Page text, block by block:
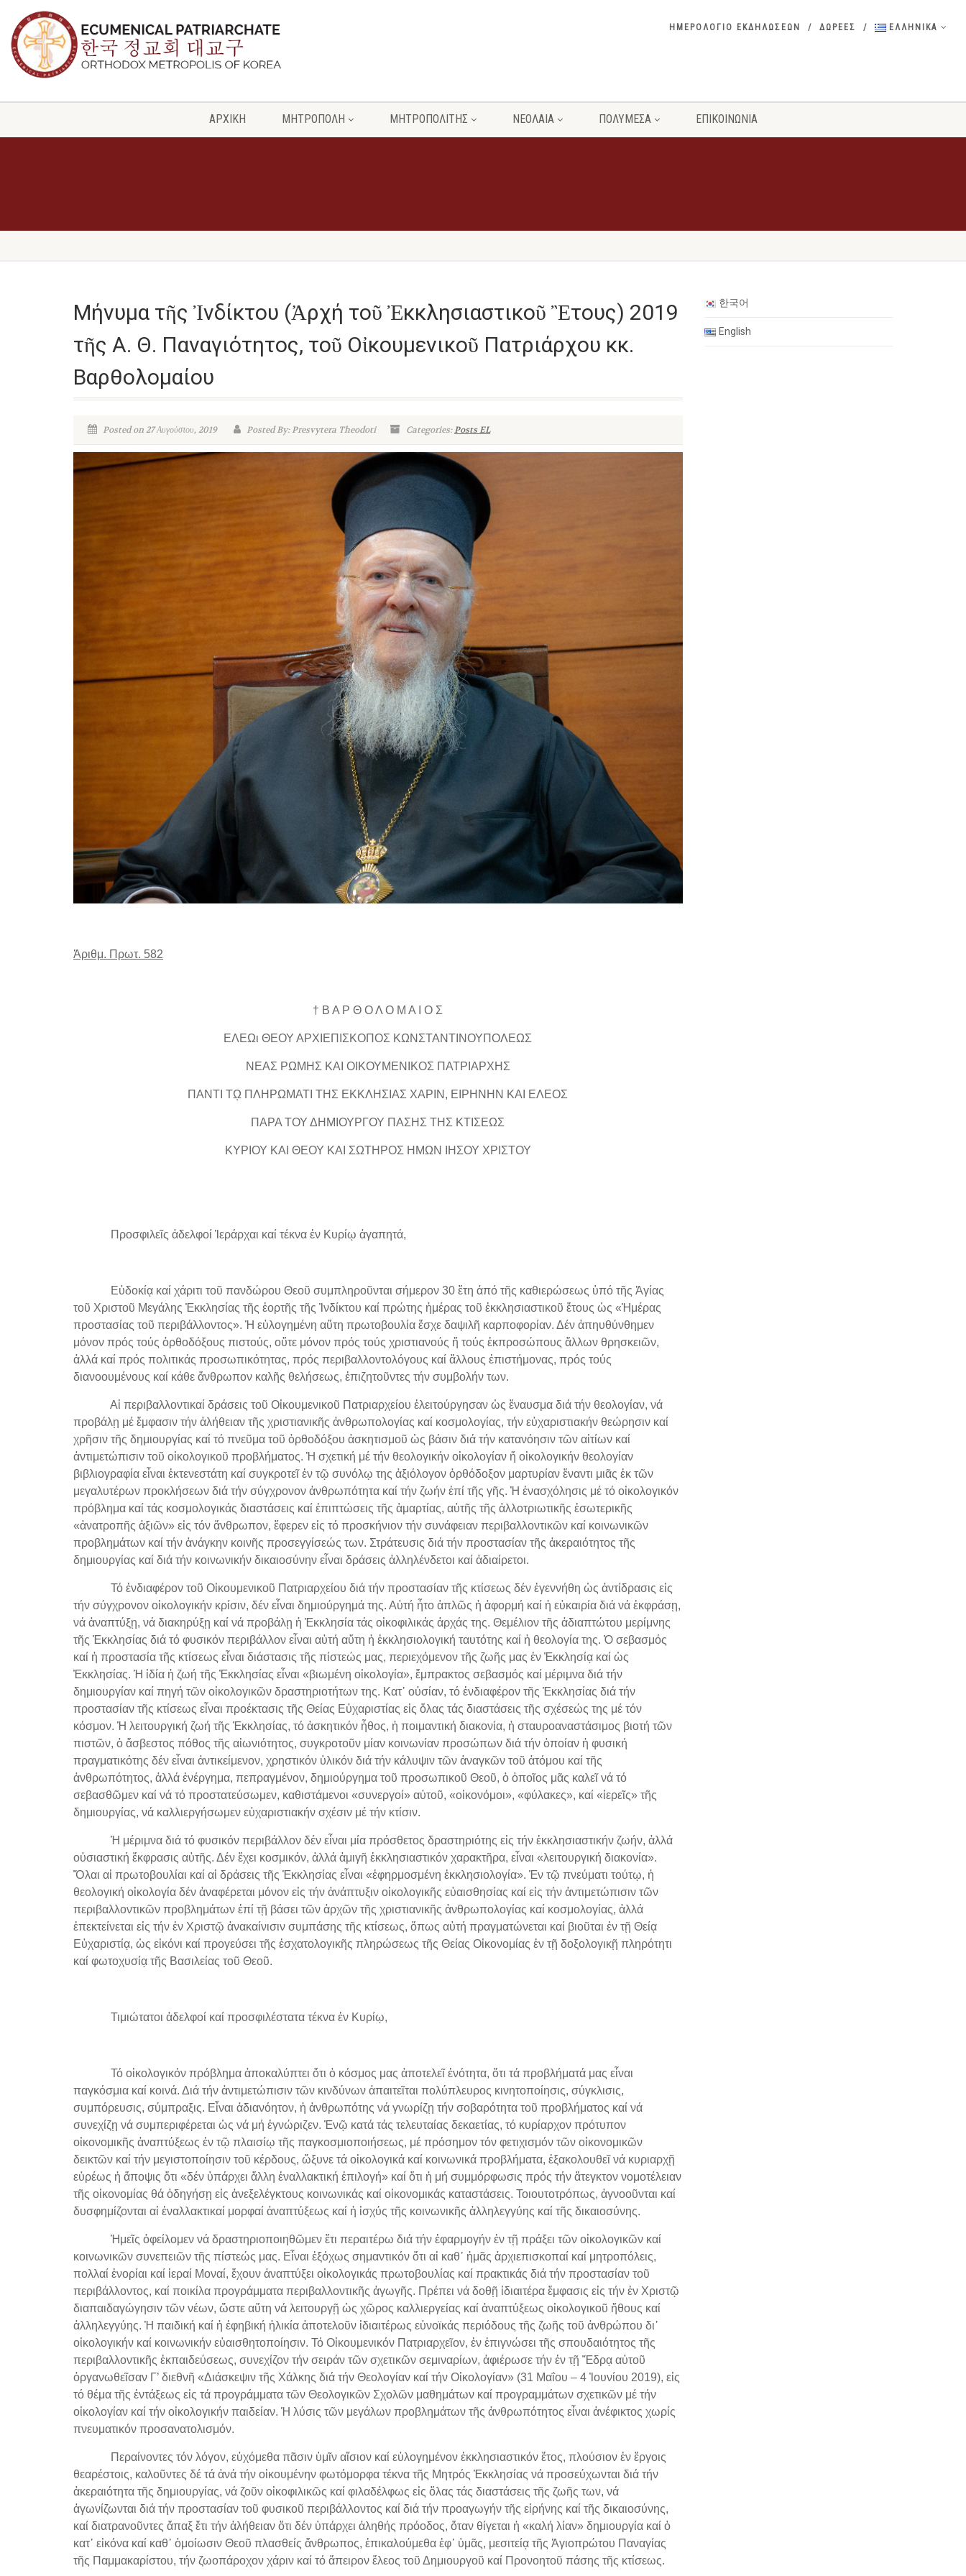
ΗΜΕΡΟΛΟΓΙΟ ΕΚΔΗΛΩΣΕΩΝ ΔΩΡΕΕΣ ΕΛΛΗΝΙΚΑ
ΑΡΧΙΚΗ ΜΗΤΡΟΠΟΛΗ ΜΗΤΡΟΠΟΛΙΤΗΣ ΝΕΟΛΑΙΑ ΠΟΛΥΜΕΣΑ ΕΠΙΚΟΙΝΩΝΙΑ
Μήνυμα τῆς Ἰνδίκτου (Ἀρχή τοῦ Ἐκκλησιαστικοῦ Ἒτους) 2019
τῆς Α. Θ. Παναγιότητος, τοῦ Οἰκουμενικοῦ Πατριάρχου κκ.
Βαρθολομαίου
Posted on 27 Αυγούστου, 2019 Posted By: Presvytera Theodoti Categories:Posts EL
Ἀριθμ. Πρωτ. 582
† Β Α Ρ Θ Ο Λ Ο Μ Α Ι Ο Σ
ΕΛΕΩι ΘΕΟΥ ΑΡΧΙΕΠΙΣΚΟΠΟΣ ΚΩΝΣΤΑΝΤΙΝΟΥΠΟΛΕΩΣ
ΝΕΑΣ ΡΩΜΗΣ ΚΑΙ ΟΙΚΟΥΜΕΝΙΚΟΣ ΠΑΤΡΙΑΡΧΗΣ
ΠΑΝΤΙ Τῼ ΠΛΗΡΩΜΑΤΙ ΤΗΣ ΕΚΚΛΗΣΙΑΣ ΧΑΡΙΝ, ΕΙΡΗΝΗΝ ΚΑΙ ΕΛΕΟΣ
ΠΑΡΑ ΤΟΥ ΔΗΜΙΟΥΡΓΟΥ ΠΑΣΗΣ ΤΗΣ ΚΤΙΣΕΩΣ
ΚΥΡΙΟΥ ΚΑΙ ΘΕΟΥ ΚΑΙ ΣΩΤΗΡΟΣ ΗΜΩΝ ΙΗΣΟΥ ΧΡΙΣΤΟΥ
Προσφιλεῖς ἀδελφοί Ἱεράρχαι καί τέκνα ἐν Κυρίῳ ἀγαπητά,
Εὐδοκίᾳ καί χάριτι τοῦ πανδώρου Θεοῦ συμπληροῦνται σήμερον 30 ἔτη ἀπό τῆς καθιερώσεως ὑπό τῆς Ἁγίας
τοῦ Χριστοῦ Μεγάλης Ἐκκλησίας τῆς ἑορτῆς τῆς Ἰνδίκτου καί πρώτης ἡμέρας τοῦ ἐκκλησιαστικοῦ ἔτους ὡς «Ἡμέρας
προστασίας τοῦ περιβάλλοντος». Ἡ εὐλογημένη αὕτη πρωτοβουλία ἔσχε δαψιλῆ καρποφορίαν. Δέν ἀπηυθύνθημεν
μόνον πρός τούς ὀρθοδόξους πιστούς, οὔτε μόνον πρός τούς χριστιανούς ἤ τούς ἐκπροσώπους ἄλλων θρησκειῶν,
ἀλλά καί πρός πολιτικάς προσωπικότητας, πρός περιβαλλοντολόγους καί ἄλλους ἐπιστήμονας, πρός τούς
διανοουμένους καί κάθε ἄνθρωπον καλῆς θελήσεως, ἐπιζητοῦντες τήν συμβολήν των.
Αἱ περιβαλλοντικαί δράσεις τοῦ Οἰκουμενικοῦ Πατριαρχείου ἐλειτούργησαν ὡς ἔναυσμα διά τήν θεολογίαν, νά
προβάλῃ μέ ἔμφασιν τήν ἀλήθειαν τῆς χριστιανικῆς ἀνθρωπολογίας καί κοσμολογίας, τήν εὐχαριστιακήν θεώρησιν καί
χρῆσιν τῆς δημιουργίας καί τό πνεῦμα τοῦ ὀρθοδόξου ἀσκητισμοῦ ὡς βάσιν διά τήν κατανόησιν τῶν αἰτίων καί
ἀντιμετώπισιν τοῦ οἰκολογικοῦ προβλήματος. Ἡ σχετική μέ τήν θεολογικήν οἰκολογίαν ἤ οἰκολογικήν θεολογίαν
βιβλιογραφία εἶναι ἐκτενεστάτη καί συγκροτεῖ ἐν τῷ συνόλῳ της ἀξιόλογον ὀρθόδοξον μαρτυρίαν ἔναντι μιᾶς ἐκ τῶν
μεγαλυτέρων προκλήσεων διά τήν σύγχρονον ἀνθρωπότητα καί τήν ζωήν ἐπί τῆς γῆς. Ἡ ἐνασχόλησις μέ τό οἰκολογικόν
πρόβλημα καί τάς κοσμολογικάς διαστάσεις καί ἐπιπτώσεις τῆς ἁμαρτίας, αὐτῆς τῆς ἀλλοτριωτικῆς ἐσωτερικῆς
«ἀνατροπῆς ἀξιῶν» εἰς τόν ἄνθρωπον, ἔφερεν εἰς τό προσκήνιον τήν συνάφειαν περιβαλλοντικῶν καί κοινωνικῶν
προβλημάτων καί τήν ἀνάγκην κοινῆς προσεγγίσεώς των. Στράτευσις διά τήν προστασίαν τῆς ἀκεραιότητος τῆς
δημιουργίας καί διά τήν κοινωνικήν δικαιοσύνην εἶναι δράσεις ἀλληλένδετοι καί ἀδιαίρετοι.
Τό ἐνδιαφέρον τοῦ Οἰκουμενικοῦ Πατριαρχείου διά τήν προστασίαν τῆς κτίσεως δέν ἐγεννήθη ὡς ἀντίδρασις εἰς
τήν σύγχρονον οἰκολογικήν κρίσιν, δέν εἶναι δημιούργημά της. Αὐτή ἦτο ἁπλῶς ἡ ἀφορμή καί ἡ εὐκαιρία διά νά ἐκφράσῃ,
νά ἀναπτύξῃ, νά διακηρύξῃ καί νά προβάλῃ ἡ Ἐκκλησία τάς οἰκοφιλικάς ἀρχάς της. Θεμέλιον τῆς ἀδιαπτώτου μερίμνης
τῆς Ἐκκλησίας διά τό φυσικόν περιβάλλον εἶναι αὐτή αὕτη ἡ ἐκκλησιολογική ταυτότης καί ἡ θεολογία της. Ὁ σεβασμός
καί ἡ προστασία τῆς κτίσεως εἶναι διάστασις τῆς πίστεώς μας, περιεχόμενον τῆς ζωῆς μας ἐν Ἐκκλησίᾳ καί ὡς
Ἐκκλησίας. Ἡ ἰδία ἡ ζωή τῆς Ἐκκλησίας εἶναι «βιωμένη οἰκολογία», ἔμπρακτος σεβασμός καί μέριμνα διά τήν
δημιουργίαν καί πηγή τῶν οἰκολογικῶν δραστηριοτήτων της. Κατ᾿ οὐσίαν, τό ἐνδιαφέρον τῆς Ἐκκλησίας διά τήν
προστασίαν τῆς κτίσεως εἶναι προέκτασις τῆς Θείας Εὐχαριστίας εἰς ὅλας τάς διαστάσεις τῆς σχέσεώς της μέ τόν
κόσμον. Ἡ λειτουργική ζωή τῆς Ἐκκλησίας, τό ἀσκητικόν ἦθος, ἡ ποιμαντική διακονία, ἡ σταυροαναστάσιμος βιοτή τῶν
πιστῶν, ὁ ἄσβεστος πόθος τῆς αἰωνιότητος, συγκροτοῦν μίαν κοινωνίαν προσώπων διά τήν ὁποίαν ἡ φυσική
πραγματικότης δέν εἶναι ἀντικείμενον, χρηστικόν ὑλικόν διά τήν κάλυψιν τῶν ἀναγκῶν τοῦ ἀτόμου καί τῆς
ἀνθρωπότητος, ἀλλά ἐνέργημα, πεπραγμένον, δημιούργημα τοῦ προσωπικοῦ Θεοῦ, ὁ ὁποῖος μᾶς καλεῖ νά τό
σεβασθῶμεν καί νά τό προστατεύσωμεν, καθιστάμενοι «συνεργοί» αὐτοῦ, «οἰκονόμοι», «φύλακες», καί «ἱερεῖς» τῆς
δημιουργίας, νά καλλιεργήσωμεν εὐχαριστιακήν σχέσιν μέ τήν κτίσιν.
Ἡ μέριμνα διά τό φυσικόν περιβάλλον δέν εἶναι μία πρόσθετος δραστηριότης εἰς τήν ἐκκλησιαστικήν ζωήν, ἀλλά
οὐσιαστική ἔκφρασις αὐτῆς. Δέν ἔχει κοσμικόν, ἀλλά ἀμιγῆ ἐκκλησιαστικόν χαρακτῆρα, εἶναι «λειτουργική διακονία».
Ὅλαι αἱ πρωτοβουλίαι καί αἱ δράσεις τῆς Ἐκκλησίας εἶναι «ἐφηρμοσμένη ἐκκλησιολογία». Ἐν τῷ πνεύματι τούτῳ, ἡ
θεολογική οἰκολογία δέν ἀναφέρεται μόνον εἰς τήν ἀνάπτυξιν οἰκολογικῆς εὐαισθησίας καί εἰς τήν ἀντιμετώπισιν τῶν
περιβαλλοντικῶν προβλημάτων ἐπί τῇ βάσει τῶν ἀρχῶν τῆς χριστιανικῆς ἀνθρωπολογίας καί κοσμολογίας, ἀλλά
ἐπεκτείνεται εἰς τήν ἐν Χριστῷ ἀνακαίνισιν συμπάσης τῆς κτίσεως, ὅπως αὐτή πραγματώνεται καί βιοῦται ἐν τῇ Θείᾳ
Εὐχαριστίᾳ, ὡς εἰκόνι καί προγεύσει τῆς ἐσχατολογικῆς πληρώσεως τῆς Θείας Οἰκονομίας ἐν τῇ δοξολογικῇ πληρότητι
καί φωτοχυσίᾳ τῆς Βασιλείας τοῦ Θεοῦ.
Τιμιώτατοι ἀδελφοί καί προσφιλέστατα τέκνα ἐν Κυρίῳ,
Τό οἰκολογικόν πρόβλημα ἀποκαλύπτει ὅτι ὁ κόσμος μας ἀποτελεῖ ἑνότητα, ὅτι τά προβλήματά μας εἶναι
παγκόσμια καί κοινά. Διά τήν ἀντιμετώπισιν τῶν κινδύνων ἀπαιτεῖται πολύπλευρος κινητοποίησις, σύγκλισις,
συμπόρευσις, σύμπραξις. Εἶναι ἀδιανόητον, ἡ ἀνθρωπότης νά γνωρίζῃ τήν σοβαρότητα τοῦ προβλήματος καί νά
συνεχίζῃ νά συμπεριφέρεται ὡς νά μή ἐγνώριζεν. Ἐνῷ κατά τάς τελευταίας δεκαετίας, τό κυρίαρχον πρότυπον
οἰκονομικῆς ἀναπτύξεως ἐν τῷ πλαισίῳ τῆς παγκοσμιοποιήσεως, μέ πρόσημον τόν φετιχισμόν τῶν οἰκονομικῶν
δεικτῶν καί τήν μεγιστοποίησιν τοῦ κέρδους, ὤξυνε τά οἰκολογικά καί κοινωνικά προβλήματα, ἐξακολουθεῖ νά κυριαρχῇ
εὐρέως ἡ ἄποψις ὅτι «δέν ὑπάρχει ἄλλη ἐναλλακτική ἐπιλογή» καί ὅτι ἡ μή συμμόρφωσις πρός τήν ἄτεγκτον νομοτέλειαν
τῆς οἰκονομίας θά ὁδηγήσῃ εἰς ἀνεξελέγκτους κοινωνικάς καί οἰκονομικάς καταστάσεις. Τοιουτοτρόπως, ἀγνοοῦνται καί
δυσφημίζονται αἱ ἐναλλακτικαί μορφαί ἀναπτύξεως καί ἡ ἰσχύς τῆς κοινωνικῆς ἀλληλεγγύης καί τῆς δικαιοσύνης.
Ἡμεῖς ὀφείλομεν νά δραστηριοποιηθῶμεν ἔτι περαιτέρω διά τήν ἐφαρμογήν ἐν τῇ πράξει τῶν οἰκολογικῶν καί
κοινωνικῶν συνεπειῶν τῆς πίστεώς μας. Εἶναι ἐξόχως σημαντικόν ὅτι αἱ καθ᾿ ἡμᾶς ἀρχιεπισκοπαί καί μητροπόλεις,
πολλαί ἐνορίαι καί ἱεραί Μοναί, ἔχουν ἀναπτύξει οἰκολογικάς πρωτοβουλίας καί πρακτικάς διά τήν προστασίαν τοῦ
περιβάλλοντος, καί ποικίλα προγράμματα περιβαλλοντικῆς ἀγωγῆς. Πρέπει νά δοθῇ ἰδιαιτέρα ἔμφασις εἰς τήν ἐν Χριστῷ
διαπαιδαγώγησιν τῶν νέων, ὥστε αὕτη νά λειτουργῇ ὡς χῶρος καλλιεργείας καί ἀναπτύξεως οἰκολογικοῦ ἤθους καί
ἀλληλεγγύης. Ἡ παιδική καί ἡ ἐφηβική ἡλικία ἀποτελοῦν ἰδιαιτέρως εὐνοϊκάς περιόδους τῆς ζωῆς τοῦ ἀνθρώπου δι᾿
οἰκολογικήν καί κοινωνικήν εὐαισθητοποίησιν. Τό Οἰκουμενικόν Πατριαρχεῖον, ἐν ἐπιγνώσει τῆς σπουδαιότητος τῆς
περιβαλλοντικῆς ἐκπαιδεύσεως, συνεχίζον τήν σειράν τῶν σχετικῶν σεμιναρίων, ἀφιέρωσε τήν ἐν τῇ Ἕδρᾳ αὐτοῦ
ὀργανωθεῖσαν Γ’ διεθνῆ «Διάσκεψιν τῆς Χάλκης διά τήν Θεολογίαν καί τήν Οἰκολογίαν» (31 Μαΐου – 4 Ἰουνίου 2019), εἰς
τό θέμα τῆς ἐντάξεως εἰς τά προγράμματα τῶν Θεολογικῶν Σχολῶν μαθημάτων καί προγραμμάτων σχετικῶν μέ τήν
οἰκολογίαν καί τήν οἰκολογικήν παιδείαν. Ἡ λύσις τῶν μεγάλων προβλημάτων τῆς ἀνθρωπότητος εἶναι ἀνέφικτος χωρίς
πνευματικόν προσανατολισμόν.
Περαίνοντες τόν λόγον, εὐχόμεθα πᾶσιν ὑμῖν αἴσιον καί εὐλογημένον ἐκκλησιαστικόν ἔτος, πλούσιον ἐν ἔργοις
θεαρέστοις, καλοῦντες δέ τά ἀνά τήν οἰκουμένην φωτόμορφα τέκνα τῆς Μητρός Ἐκκλησίας νά προσεύχωνται διά τήν
ἀκεραιότητα τῆς δημιουργίας, νά ζοῦν οἰκοφιλικῶς καί φιλαδέλφως εἰς ὅλας τάς διαστάσεις τῆς ζωῆς των, νά
ἀγωνίζωνται διά τήν προστασίαν τοῦ φυσικοῦ περιβάλλοντος καί διά τήν προαγωγήν τῆς εἰρήνης καί τῆς δικαιοσύνης,
καί διατρανοῦντες ἅπαξ ἔτι τήν ἀλήθειαν ὅτι δέν ὑπάρχει ἀληθής πρόοδος, ὅταν θίγεται ἡ «καλή λίαν» δημιουργία καί ὁ
κατ᾿ εἰκόνα καί καθ᾿ ὁμοίωσιν Θεοῦ πλασθείς ἄνθρωπος, ἐπικαλούμεθα ἐφ᾿ ὑμᾶς, μεσιτείᾳ τῆς Ἁγιοπρώτου Παναγίας
τῆς Παμμακαρίστου, τήν ζωοπάροχον χάριν καί τό ἄπειρον ἔλεος τοῦ Δημιουργοῦ καί Προνοητοῦ πάσης τῆς κτίσεως.
한국어
English